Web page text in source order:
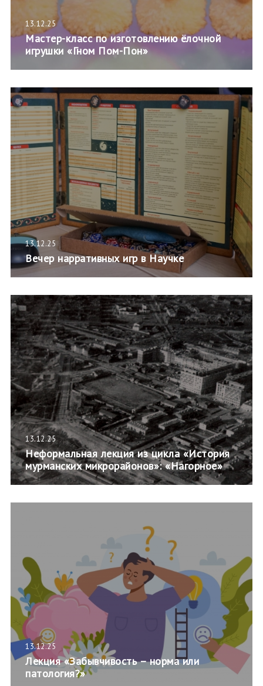
13.12.25
Мастер-класс по изготовлению ёлочной
игрушки «Гном Пом-Пон»
13.12.25
Вечер нарративных игр в Научке
13.12.25
Неформальная лекция из цикла «История
мурманских микрорайонов»: «Нагорное»
13.12.25
Лекция «Забывчивость – норма или
патология?»